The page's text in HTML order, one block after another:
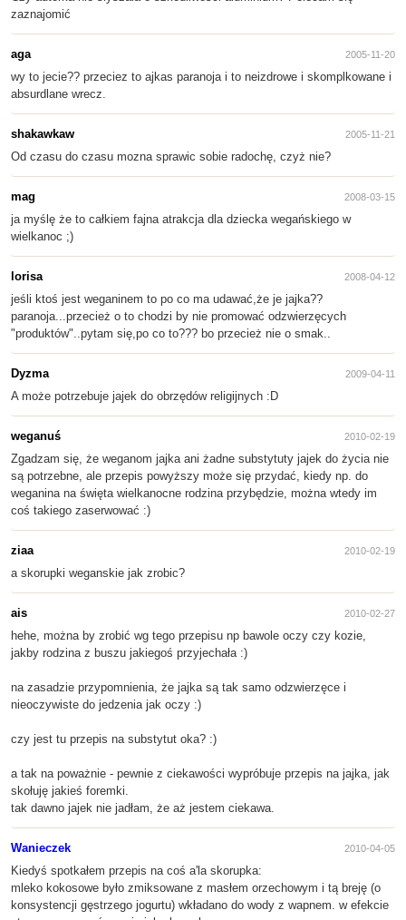
zaznajomić
aga 2005-11-20
wy to jecie?? przeciez to ajkas paranoja i to neizdrowe i skomplkowane i
absurdlane wrecz.
shakawkaw 2005-11-21
Od czasu do czasu mozna sprawic sobie radochę, czyż nie?
mag 2008-03-15
ja myślę że to całkiem fajna atrakcja dla dziecka wegańskiego w
wielkanoc ;)
lorisa 2008-04-12
jeśli ktoś jest weganinem to po co ma udawać,że je jajka??
paranoja...przecież o to chodzi by nie promować odzwierzęcych
"produktów"..pytam się,po co to??? bo przecież nie o smak..
Dyzma 2009-04-11
A może potrzebuje jajek do obrzędów religijnych :D
weganuś 2010-02-19
Zgadzam się, że weganom jajka ani żadne substytuty jajek do życia nie
są potrzebne, ale przepis powyższy może się przydać, kiedy np. do
weganina na święta wielkanocne rodzina przybędzie, można wtedy im
coś takiego zaserwować :)
ziaa 2010-02-19
a skorupki weganskie jak zrobic?
ais 2010-02-27
hehe, można by zrobić wg tego przepisu np bawole oczy czy kozie,
jakby rodzina z buszu jakiegoś przyjechała :)
na zasadzie przypomnienia, że jajka są tak samo odzwierzęce i
nieoczywiste do jedzenia jak oczy :)
czy jest tu przepis na substytut oka? :)
a tak na poważnie - pewnie z ciekawości wypróbuje przepis na jajka, jak
skołuję jakieś foremki.
tak dawno jajek nie jadłam, że aż jestem ciekawa.
Wanieczek 2010-04-05
Kiedyś spotkałem przepis na coś a'la skorupka:
mleko kokosowe było zmiksowane z masłem orzechowym i tą breję (o
konsystencji gęstrzego jogurtu) wkładano do wody z wapnem. w efekcie